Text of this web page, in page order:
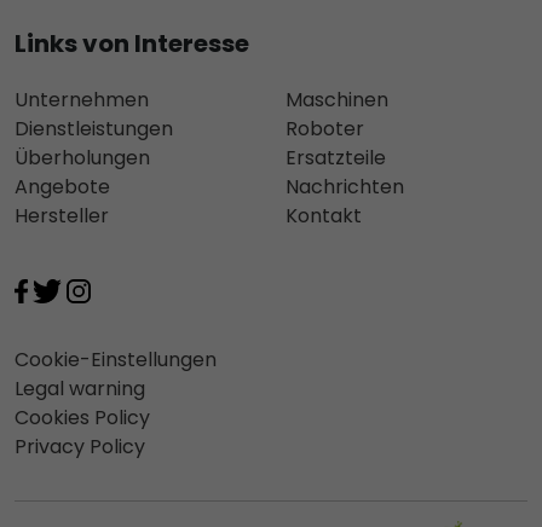
Links von Interesse
Unternehmen
Dienstleistungen
Überholungen
Angebote
Hersteller
Maschinen
Roboter
Ersatzteile
Nachrichten
Kontakt
Cookie-Einstellungen
Legal warning
Cookies Policy
Privacy Policy